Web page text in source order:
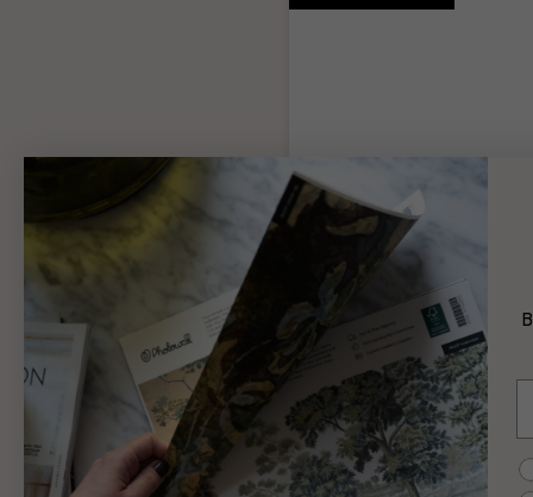
Tapetlim
Nok lim til hele bestillingen
99 kr
Legg til